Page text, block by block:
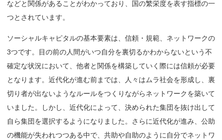
などと関係があることがわかっており、国の繁栄度を表す指標の一
つとされています。
ソーシャルキャピタルの基本要素は、信頼・規範、ネットワークの
3つです。目の前の人間がいつ自分を裏切るかわからないという不
確定な状況において、他者と関係を構築していく際には信頼が必要
となります。近代化が進む前までは、人々はムラ社会を形成し、裏
切り者が出ないようなルールをつくりながらネットワークを築いて
いました。しかし、近代化によって、決められた集団を抜け出して
自ら集団を選択するようになりました。さらに近代化が進み、公助
の機能が失われつつある中で、共助や自助のように自分でネットワ